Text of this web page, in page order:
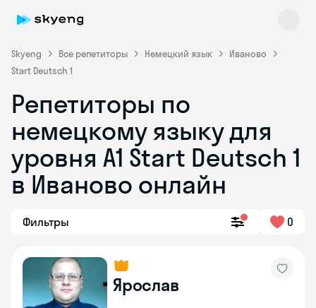
Skyeng Все репетиторы Немецкий язык
Иваново
Start Deutsch 1
Репетиторы по
немецкому языку для
уровня A1 Start Deutsch 1
в Иваново онлайн
Фильтры 0
Ярослав
Skyeng Chat